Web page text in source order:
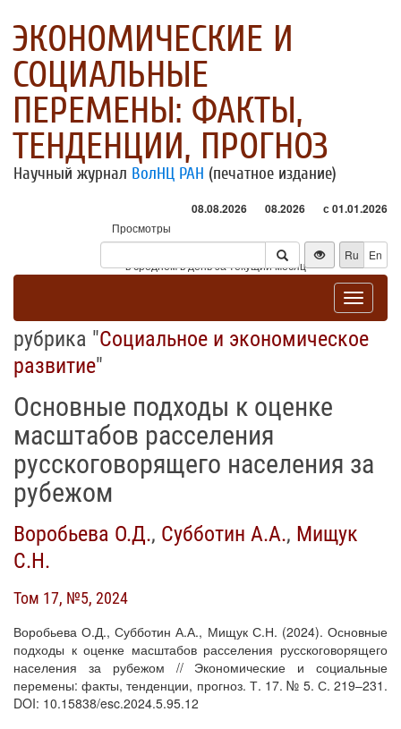
ЭКОНОМИЧЕСКИЕ И
СОЦИАЛЬНЫЕ
ПЕРЕМЕНЫ: ФАКТЫ,
ТЕНДЕНЦИИ, ПРОГНОЗ
Научный журнал ВолНЦ РАН (печатное издание)
08.08.2026 08.2026 с 01.01.2026
Просмотры
Посетители
* - в среднем в день за текущий месяц
Ru En
Toggle
рубрика "Социальное и экономическое
развитие"
Основные подходы к оценке
масштабов расселения
русскоговорящего населения за
рубежом
Воробьева О.Д., Субботин А.А., Мищук
С.Н.
Том 17, №5, 2024
Воробьева О.Д., Субботин А.А., Мищук С.Н. (2024). Основные
подходы к оценке масштабов расселения русскоговорящего
населения за рубежом // Экономические и социальные
перемены: факты, тенденции, прогноз. Т. 17. № 5. С. 219–231.
DOI: 10.15838/esc.2024.5.95.12